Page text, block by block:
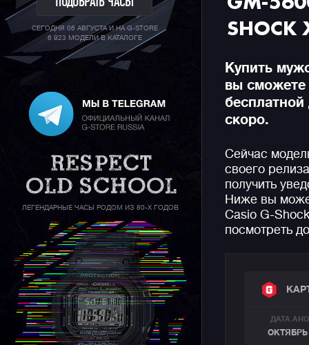
ПОДОБРАТЬ ЧАСЫ
СЕГОДНЯ 06 АВГУСТА И НА G-STORE
6 923 МОДЕЛИ В КАТАЛОГЕ
ЛЕГЕНДАРНЫЕ ЧАСЫ РОДОМ ИЗ 80-Х ГОДОВ
SHOCK
Купить
вы сможете
скоро.
Сейчас
своего
получить
Ниже вы
Casio G-
посмотреть
ДАТА
ОКТЯБРЬ